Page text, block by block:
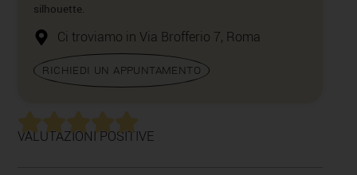
silhouette.
Ci troviamo in Via Brofferio 7, Roma
RICHIEDI UN APPUNTAMENTO
VALUTAZIONI POSITIVE